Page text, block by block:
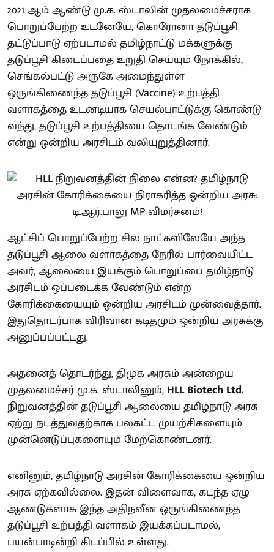
2021 ஆம் ஆண்டு மு.க. ஸ்டாலின் முதலமைச்சராக
பொறுப்பேற்ற உடனேயே, கொரோனா தடுப்பூசி
தட்டுப்பாடு ஏற்படாமல் தமிழ்நாட்டு மக்களுக்கு
தடுப்பூசி கிடைப்பதை உறுதி செய்யும் நோக்கில்,
செங்கல்பட்டு அருகே அமைந்துள்ள
ஒருங்கிணைந்த தடுப்பூசி (Vaccine) உற்பத்தி
வளாகத்தை உடனடியாக செயல்பாட்டுக்கு கொண்டு
வந்து, தடுப்பூசி உற்பத்தியை தொடங்க வேண்டும்
என்று ஒன்றிய அரசிடம் வலியுறுத்தினார்.
ஆட்சிப் பொறுப்பேற்ற சில நாட்களிலேயே அந்த
தடுப்பூசி ஆலை வளாகத்தை நேரில் பார்வையிட்ட
அவர், ஆலையை இயக்கும் பொறுப்பை தமிழ்நாடு
அரசிடம் ஒப்படைக்க வேண்டும் என்ற
கோரிக்கையையும் ஒன்றிய அரசிடம் முன்வைத்தார்.
இதுதொடர்பாக விரிவான கடிதமும் ஒன்றிய அரசுக்கு
அனுப்பப்பட்டது.
அதனைத் தொடர்ந்து, திமுக அரசும் அன்றைய
முதலமைச்சர் மு.க. ஸ்டாலினும், HLL Biotech Ltd.
நிறுவனத்தின் தடுப்பூசி ஆலையை தமிழ்நாடு அரசு
ஏற்று நடத்துவதற்காக பலகட்ட முயற்சிகளையும்
முன்னெடுப்புகளையும் மேற்கொண்டனர்.
எனினும், தமிழ்நாடு அரசின் கோரிக்கையை ஒன்றிய
அரசு ஏற்கவில்லை. இதன் விளைவாக, கடந்த ஏழு
ஆண்டுகளாக இந்த அதிநவீன ஒருங்கிணைந்த
தடுப்பூசி உற்பத்தி வளாகம் இயக்கப்படாமல்,
பயன்பாடின்றி கிடப்பில் உள்ளது.